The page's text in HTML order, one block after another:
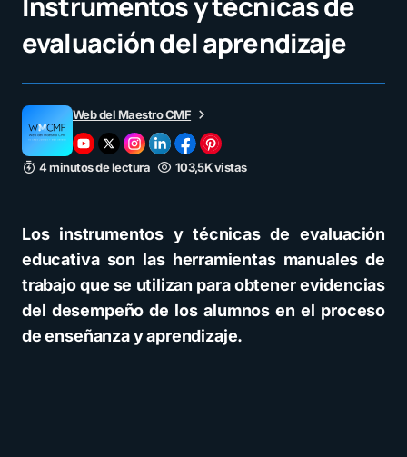
evaluación del aprendizaje
Web del Maestro CMF
4 minutos de lectura 103,5K vistas
Los instrumentos y técnicas de evaluación
educativa son las herramientas manuales de
trabajo que se utilizan para obtener evidencias
del desempeño de los alumnos en el proceso
de enseñanza y aprendizaje.